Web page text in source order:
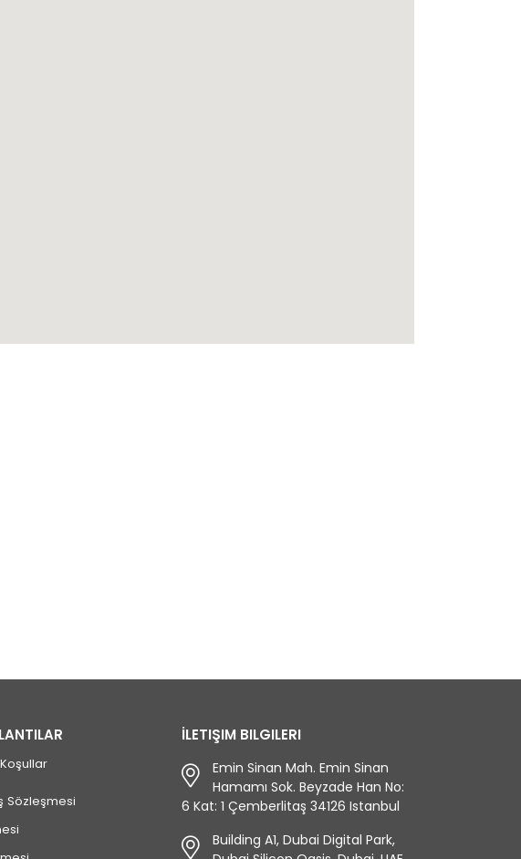
Sözleşmesi
İLETIŞIM BILGILERI
Emin Sinan Mah. Emin Sinan
Hamamı Sok. Beyzade Han No:
6 Kat: 1 Çemberlitaş 34126 Istanbul
Building A1, Dubai Digital Park,